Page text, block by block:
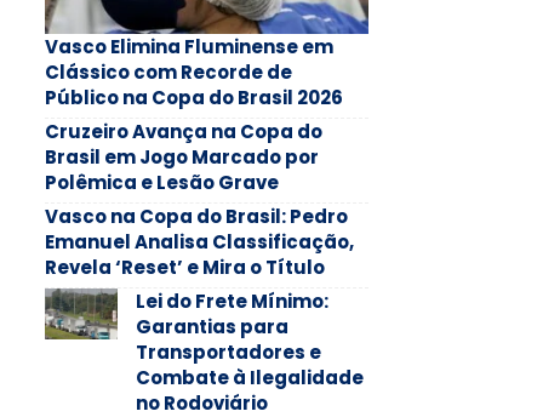
Vasco Elimina Fluminense em
Clássico com Recorde de
Público na Copa do Brasil 2026
Cruzeiro Avança na Copa do
Brasil em Jogo Marcado por
Polêmica e Lesão Grave
Vasco na Copa do Brasil: Pedro
Emanuel Analisa Classificação,
Revela ‘Reset’ e Mira o Título
Lei do Frete Mínimo:
Garantias para
Transportadores e
Combate à Ilegalidade
no Rodoviário